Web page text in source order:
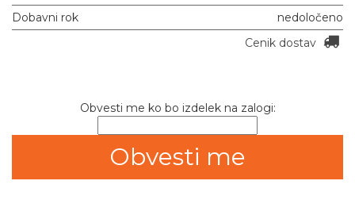
Dobavni rok
nedoločeno
Cenik dostav
Obvesti me ko bo izdelek na zalogi: